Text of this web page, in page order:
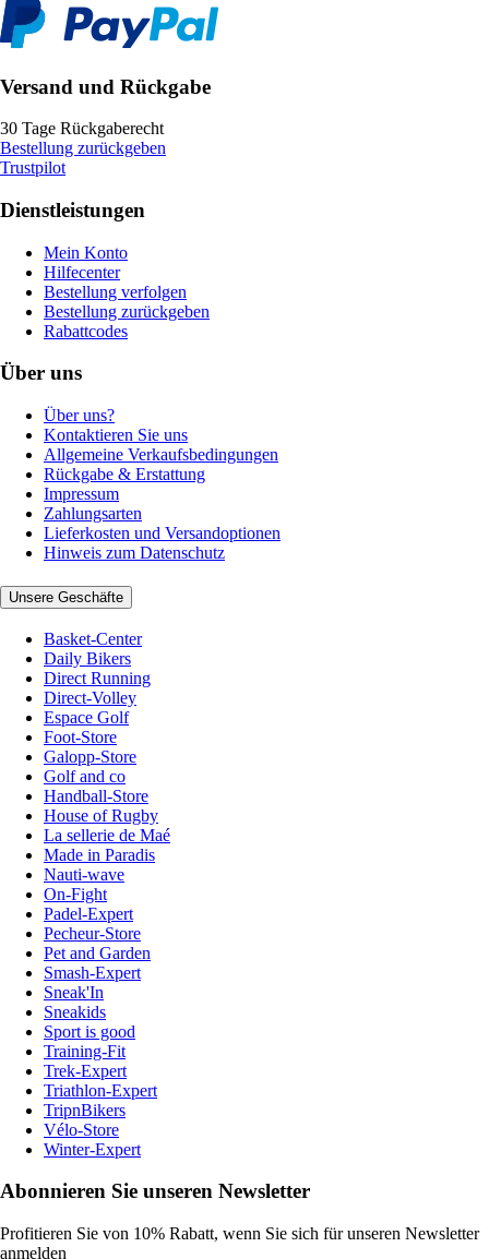
Versand und Rückgabe
30 Tage Rückgaberecht
Bestellung zurückgeben
Trustpilot
Dienstleistungen
Mein Konto
Hilfecenter
Bestellung verfolgen
Bestellung zurückgeben
Rabattcodes
Über uns
Über uns?
Kontaktieren Sie uns
Allgemeine Verkaufsbedingungen
Rückgabe & Erstattung
Impressum
Zahlungsarten
Lieferkosten und Versandoptionen
Hinweis zum Datenschutz
Unsere Geschäfte
Basket-Center
Daily Bikers
Direct Running
Direct-Volley
Espace Golf
Foot-Store
Galopp-Store
Golf and co
Handball-Store
House of Rugby
La sellerie de Maé
Made in Paradis
Nauti-wave
On-Fight
Padel-Expert
Pecheur-Store
Pet and Garden
Smash-Expert
Sneak'In
Sneakids
Sport is good
Training-Fit
Trek-Expert
Triathlon-Expert
TripnBikers
Vélo-Store
Winter-Expert
Abonnieren Sie unseren Newsletter
Profitieren Sie von 10% Rabatt, wenn Sie sich für unseren Newsletter
anmelden